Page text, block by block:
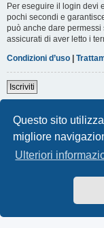
Questo sito
migliore
Ulteriori
Per eseguire il login devi
pochi secondi e
può anche dare
assicurati di aver letto i
Condizioni d’uso |
Iscriviti
Indice